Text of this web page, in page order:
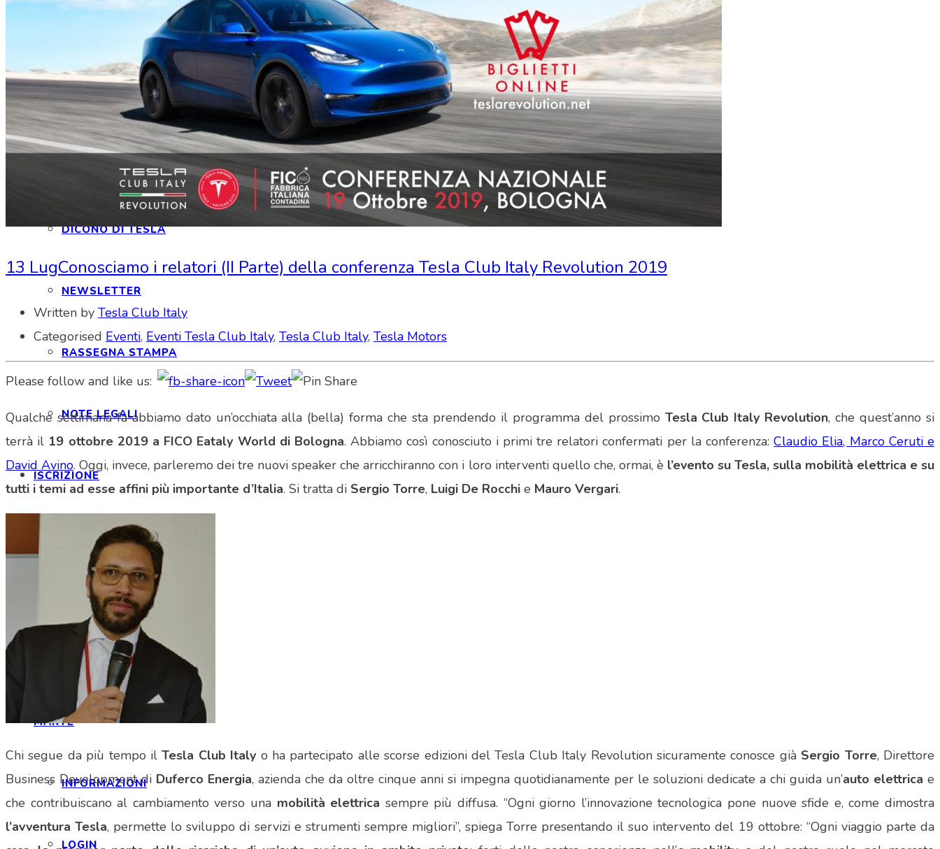
INTERAGIAMO!
DICONO DI NOI
DICONO DI TESLA
NEWSLETTER
RASSEGNA STAMPA
NOTE LEGALI
ISCRIZIONE
ISCRIZIONE E FAQ
STATUTO
CONVENZIONI
MARTE
INFORMAZIONI
LOGIN
13 LugConosciamo i relatori (II Parte) della conferenza Tesla Club Italy Revolution 2019
Written by Tesla Club Italy
Categorised Eventi, Eventi Tesla Club Italy, Tesla Club Italy, Tesla Motors
Please follow and like us:
Qualche settimana fa abbiamo dato un’occhiata alla (bella) forma che sta prendendo il programma del prossimo Tesla Club Italy Revolution, che quest’anno si
terrà il 19 ottobre 2019 a FICO Eataly World di Bologna. Abbiamo così conosciuto i primi tre relatori confermati per la conferenza:Claudio Elia, Marco Ceruti e
David Avino. Oggi, invece, parleremo dei tre nuovi speaker che arricchiranno con i loro interventi quello che, ormai, è l’evento su Tesla, sulla mobilità elettrica e su
tutti i temi ad esse affini più importante d’Italia. Si tratta di Sergio Torre, Luigi De Rocchi e Mauro Vergari.
Chi segue da più tempo ilTesla Club Italy o ha partecipato alle scorse edizioni del Tesla Club Italy Revolution sicuramente conosce giàSergio Torre, Direttore
Business Development di Duferco Energia, azienda che da oltre cinque anni si impegna quotidianamente per le soluzioni dedicate a chi guida un’auto elettrica e
che contribuiscano al cambiamento verso una mobilità elettrica sempre più diffusa. “Ogni giorno l’innovazione tecnologica pone nuove sfide e, come dimostra
l’avventura Tesla, permette lo sviluppo di servizi e strumenti sempre migliori”, spiega Torre presentando il suo intervento del 19 ottobre: “Ogni viaggio parte da